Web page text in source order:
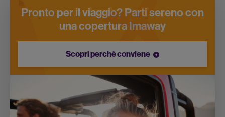
Pronto per il viaggio? Parti sereno con
una copertura Imaway
Scopri perchè conviene